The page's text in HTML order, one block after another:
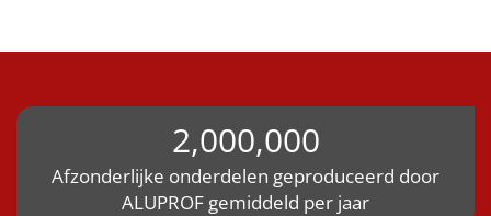
2,000,000
Afzonderlijke onderdelen geproduceerd door
ALUPROF gemiddeld per jaar